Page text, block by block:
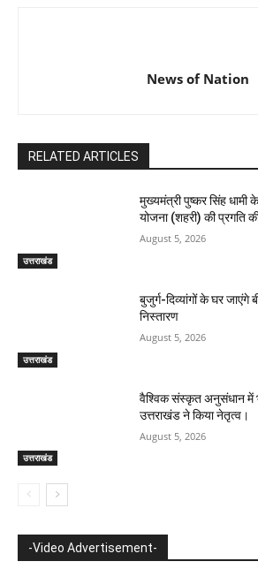
News of Nation
RELATED ARTICLES
उत्तराखंड
मुख्यमंत्री पुष्कर सिंह धामी
योजना (शहरी) की प्रगति
August 5, 2026
उत्तराखंड
बुजुर्ग-दिव्यांगों के घर जाएंगे
निस्तारण
August 5, 2026
उत्तराखंड
वैश्विक संस्कृत अनुसंधान में
उत्तराखंड ने किया नेतृत्व।
August 5, 2026
-Video Advertisement-